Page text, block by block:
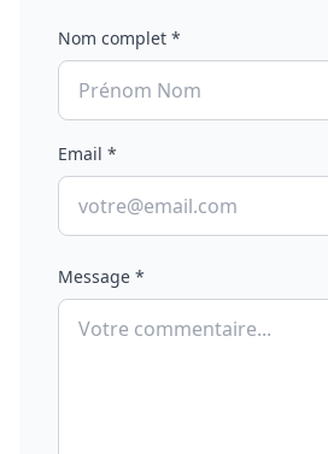
Nom complet *
Email *
Message *